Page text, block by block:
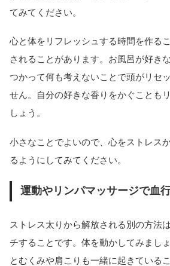
てみてください。
心と体をリフレッシュする時間を作る
されることがあります。お風呂が好き
つかって何も考えないことで頭がリセ
せん。自分の好きな香りをかぐことも
しょう。
小さなことでよいので、心をストレス
るようにしてみてください。
運動やリンパマッサージで血
ストレス太りから解放される別の方法
チすることです。体を動かしてみまし
とむくみや肩こりも一緒に起きている